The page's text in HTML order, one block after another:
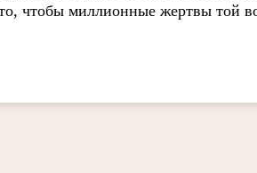
чтобы миллионные жертвы той